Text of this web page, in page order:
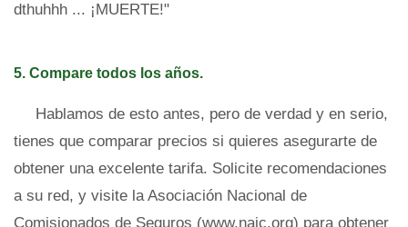
dthuhhh ... ¡MUERTE!"
5. Compare todos los años.
Hablamos de esto antes, pero de verdad y en serio,
tienes que comparar precios si quieres asegurarte de
obtener una excelente tarifa. Solicite recomendaciones
a su red, y visite la Asociación Nacional de
Comisionados de Seguros (www.naic.org) para obtener